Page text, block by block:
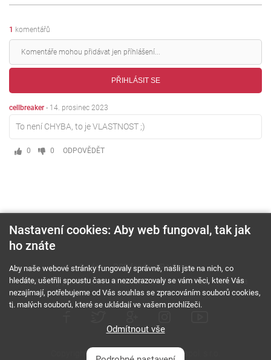
1 komentářů
PŘIHLÁSIT SE
cellbreaker - 14. prosinec 2023
To není CHYBA, to je VLASTNOST ;)
0 0 ODPOVĚDĚT
O nás RSS feed
Reklama
Podmínky použití a ochrana soukromí
Cookies Kariéra
Copyright © 2000 - 2026 NetComp, spol. s r.o.
Nastavení cookies: Aby web fungoval, tak jak
ho znáte
Aby naše webové stránky fungovaly správně, našli jste na nich, co
hledáte, ušetřili spoustu času a nezobrazovaly se vám věci, které Vás
nezajímají, potřebujeme od Vás souhlas se zpracováním souborů cookies,
tj. malých souborů, které se ukládají ve vašem prohlížeči.
Odmítnout vše